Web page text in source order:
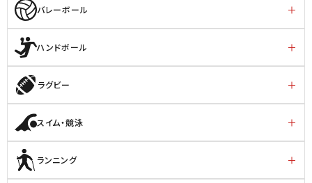
バレーボール
ハンドボール
ラグビー
スイム・競泳
ランニング